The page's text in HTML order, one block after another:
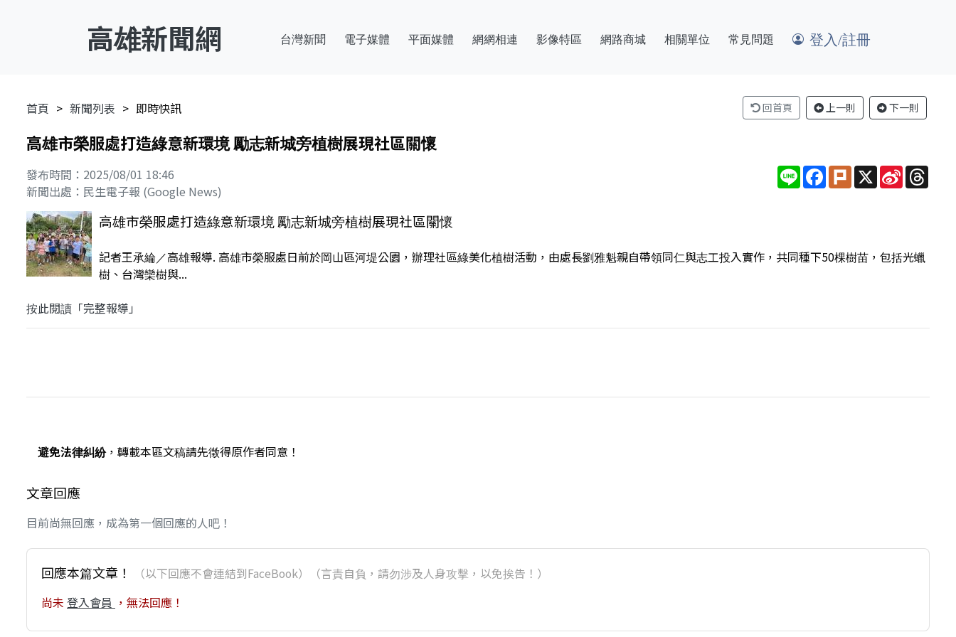
高雄新聞網 台灣新聞 電子媒體 平面媒體 網網相連 影像特區 網路商城 相關單位 常見問題 登入/註冊
首頁 新聞列表 即時快訊 回首頁 上一則 下一則
高雄市榮服處打造綠意新環境 勵志新城旁植樹展現社區關懷
發布時間：2025/08/01 18:46
新聞出處：民生電子報 (Google News)
Line Facebook
PlurkX Sina
Weibo
高雄市榮服處打造綠意新環境 勵志新城旁植樹展現社區關懷
記者王承綸／高雄報導. 高雄市榮服處日前於岡山區河堤公園，辦理社區綠美化植樹活動，由處長劉雅魁親自帶領同仁與志工投入實作，共同種下50棵樹苗，包括光蠟
樹、台灣欒樹與...
按此閱讀「完整報導」
避免法律糾紛，轉載本區文稿請先徵得原作者同意！
文章回應
目前尚無回應，成為第一個回應的人吧！
回應本篇文章！ （以下回應不會連結到FaceBook）（言責自負，請勿涉及人身攻擊，以免挨告！）
尚未 登入會員 ，無法回應！